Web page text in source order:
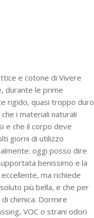
e cotone di Vivere
durante le prime
rigido, quasi troppo duro
i materiali naturali
e che il corpo deve
giorni di utilizzo
oggi posso dire
benissimo e la
ma richiede
più bella, e che per
chimica. Dormire
VOC o strani odori